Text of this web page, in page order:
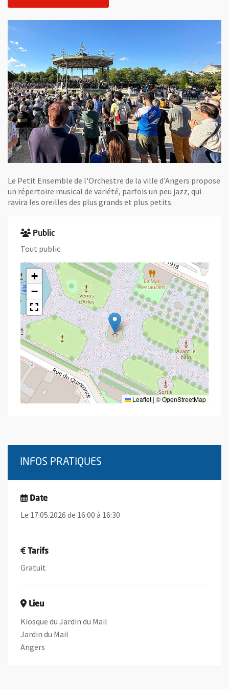
Le Petit Ensemble de l'Orchestre de la ville d'Angers propose
un répertoire musical de variété, parfois un peu jazz, qui
ravira les oreilles des plus grands et plus petits.
Public
Tout public
+
−
Leaflet |©OpenStreetMap
INFOS PRATIQUES
Date
Le 17.05.2026 de 16:00 à 16:30
Tarifs
Gratuit
Lieu
Kiosque du Jardin du Mail
Jardin du Mail
Angers